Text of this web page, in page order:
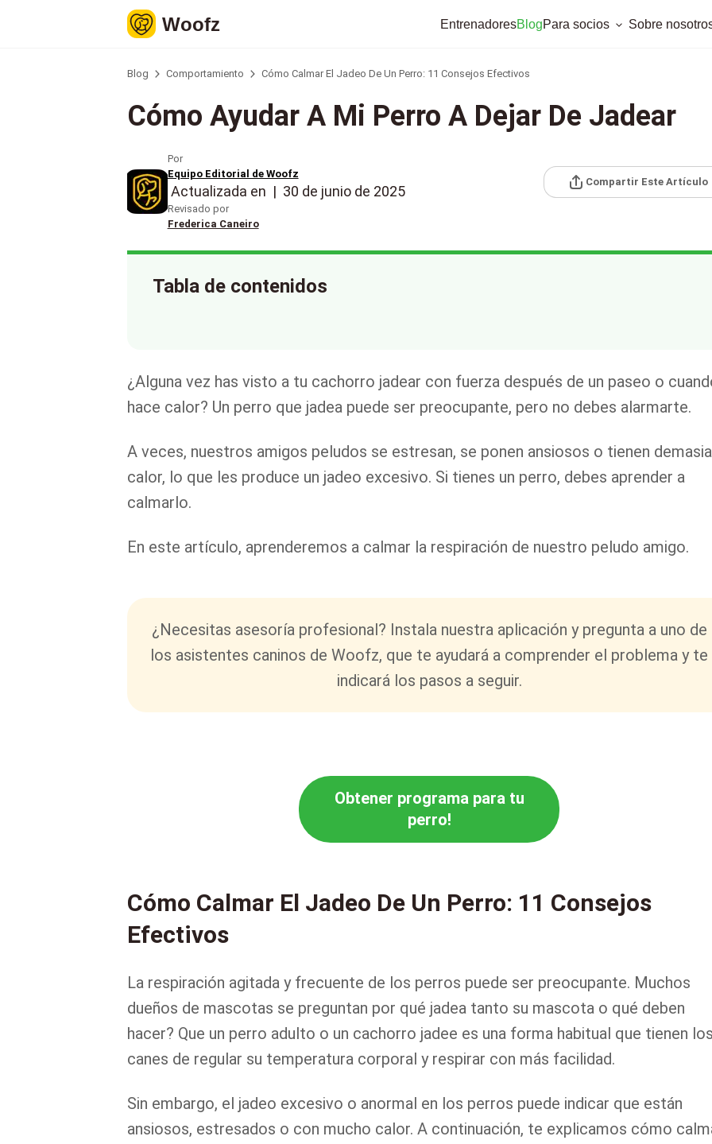
Woofz EntrenadoresBlogPara socios Sobre
Blog Comportamiento Cómo Calmar El Jadeo De Un Perro: 11 Consejos Efectivos
Cómo Ayudar A Mi Perro A Dejar De Jadear
Por
Equipo Editorial de Woofz
Actualizada en | 30 de junio de 2025
Revisado por
Frederica Caneiro
Compartir Este Artículo
Tabla de contenidos
¿Alguna vez has visto a tu cachorro jadear con fuerza después de un paseo o
hace calor? Un perro que jadea puede ser preocupante, pero no debes alarmarte.
A veces, nuestros amigos peludos se estresan, se ponen ansiosos o tienen
calor, lo que les produce un jadeo excesivo. Si tienes un perro, debes aprender a
calmarlo.
En este artículo, aprenderemos a calmar la respiración de nuestro peludo amigo.
¿Necesitas asesoría profesional? Instala nuestra aplicación y pregunta a uno de
los asistentes caninos de Woofz, que te ayudará a comprender el problema y te
indicará los pasos a seguir.
Obtener programa para tu
perro!
Cómo Calmar El Jadeo De Un Perro: 11 Consejos
Efectivos
La respiración agitada y frecuente de los perros puede ser preocupante. Muchos
dueños de mascotas se preguntan por qué jadea tanto su mascota o qué deben
hacer? Que un perro adulto o un cachorro jadee es una forma habitual que tienen
canes de regular su temperatura corporal y respirar con más facilidad.
Sin embargo, el jadeo excesivo o anormal en los perros puede indicar que están
ansiosos, estresados o con mucho calor. A continuación, te explicamos cómo